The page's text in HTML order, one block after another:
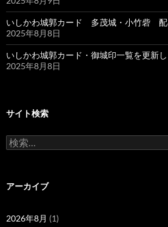
いしかわ城郭カード 多茂城・小竹砦 配
2025年8月8日
いしかわ城郭カード・御城印一覧を更新
2025年8月8日
サイト検索
検
索:
アーカイブ
2026年8月 (1)